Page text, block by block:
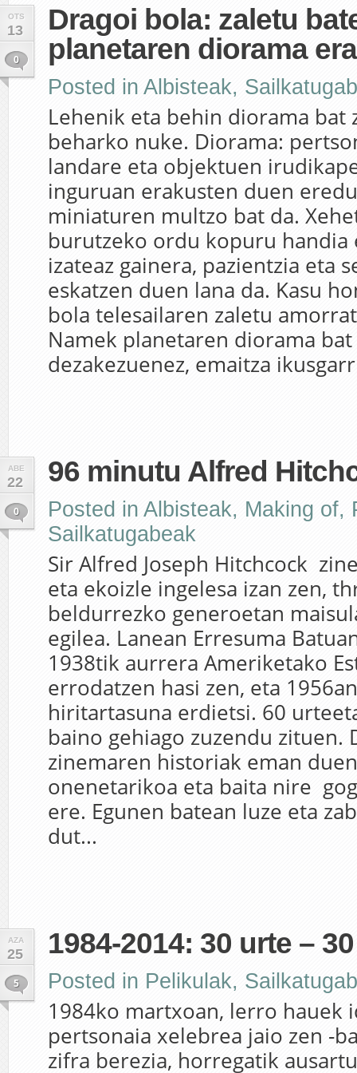
OTS
13
0
Dragoi bola: zaletu
planetaren diorama
Posted in Albisteak,
Lehenik eta behin diorama bat
beharko nuke. Diorama:
landare eta objektuen
inguruan erakusten duen
miniaturen multzo bat da.
burutzeko ordu kopuru handia
izateaz gainera, pazientzia eta
eskatzen duen lana da. Kasu
bola telesailaren zaletu
Namek planetaren diorama
dezakezuenez, emaitza
ABE
22
0
96 minutu Alfred
Posted in Albisteak, Making of,
Sailkatugabeak
Sir Alfred Joseph Hitchcock
eta ekoizle ingelesa izan zen,
beldurrezko generoetan
egilea. Lanean Erresuma
1938tik aurrera Ameriketako
errodatzen hasi zen, eta
hiritartasuna erdietsi. 60
baino gehiago zuzendu zituen.
zinemaren historiak eman
onenetarikoa eta baita nire
ere. Egunen batean luze eta
dut...
AZA
25
5
1984-2014: 30 urte –
Posted in Pelikulak,
1984ko martxoan, lerro hauek
pertsonaia xelebrea jaio zen -
zifra berezia, horregatik